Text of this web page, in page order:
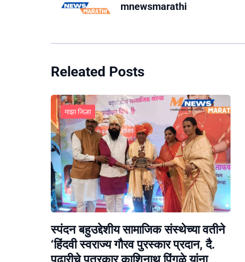
mnewsmarathi
Releated Posts
माझा जिल्हा
स्पंदन बहुउद्देशीय सामाजिक संस्थेच्या वतीने
‘हिंदवी स्वराज्य गौरव पुरस्कार प्रदान, दै.